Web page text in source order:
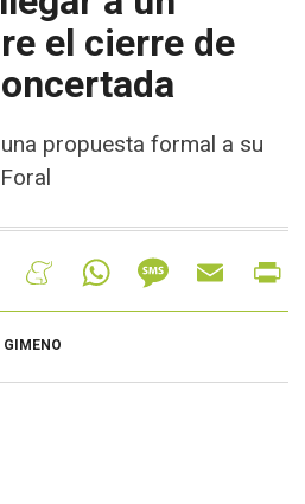
el cierre de
propuesta formal a su
LinkedIn MeneameWhatsAppMessageEmail
GIMENO